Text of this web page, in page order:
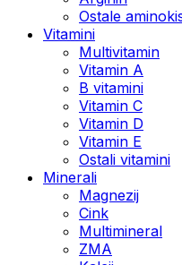
Ostale
Vitamini
Multivitamin
Vitamin A
B vitamini
Vitamin C
Vitamin D
Vitamin E
Ostali vitamini
Minerali
Magnezij
Cink
Multimineral
ZMA